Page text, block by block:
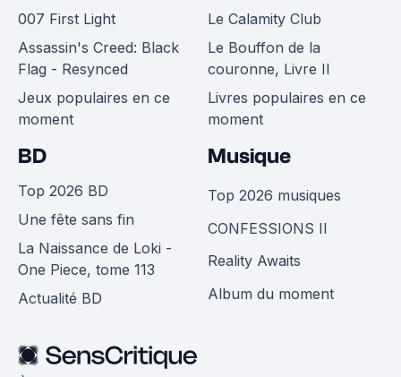
007 First Light
Assassin's Creed: Black
Flag - Resynced
Jeux populaires en ce
moment
Le Calamity Club
Le Bouffon de la
couronne, Livre II
Livres populaires en ce
moment
BD
Top 2026 BD
Une fête sans fin
La Naissance de Loki -
One Piece, tome 113
Actualité BD
Musique
Top 2026 musiques
CONFESSIONS II
Reality Awaits
Album du moment